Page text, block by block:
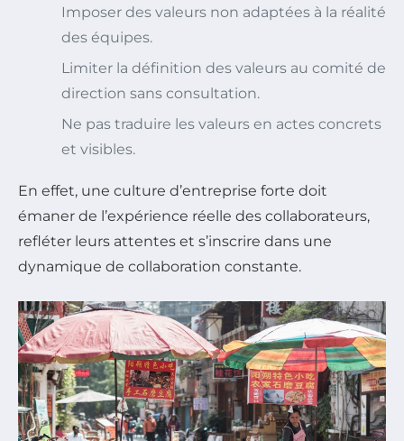
Imposer des valeurs non adaptées à la réalité
des équipes.
Limiter la définition des valeurs au comité de
direction sans consultation.
Ne pas traduire les valeurs en actes concrets
et visibles.
En effet, une culture d’entreprise forte doit
émaner de l’expérience réelle des collaborateurs,
refléter leurs attentes et s’inscrire dans une
dynamique de collaboration constante.